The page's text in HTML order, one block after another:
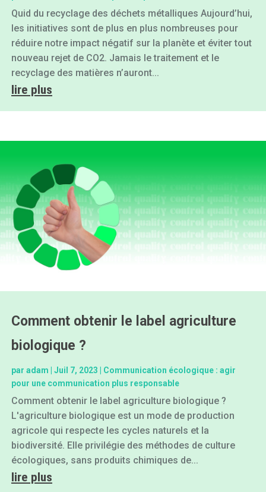
Quid du recyclage des déchets métalliques Aujourd’hui,
les initiatives sont de plus en plus nombreuses pour
réduire notre impact négatif sur la planète et éviter tout
nouveau rejet de CO2. Jamais le traitement et le
recyclage des matières n’auront...
lire plus
Comment obtenir le label agriculture
biologique ?
par adam Juil 7, 2023
Communication écologique : agir
pour une communication plus responsable
Comment obtenir le label agriculture biologique ?
L'agriculture biologique est un mode de production
agricole qui respecte les cycles naturels et la
biodiversité. Elle privilégie des méthodes de culture
écologiques, sans produits chimiques de...
lire plus